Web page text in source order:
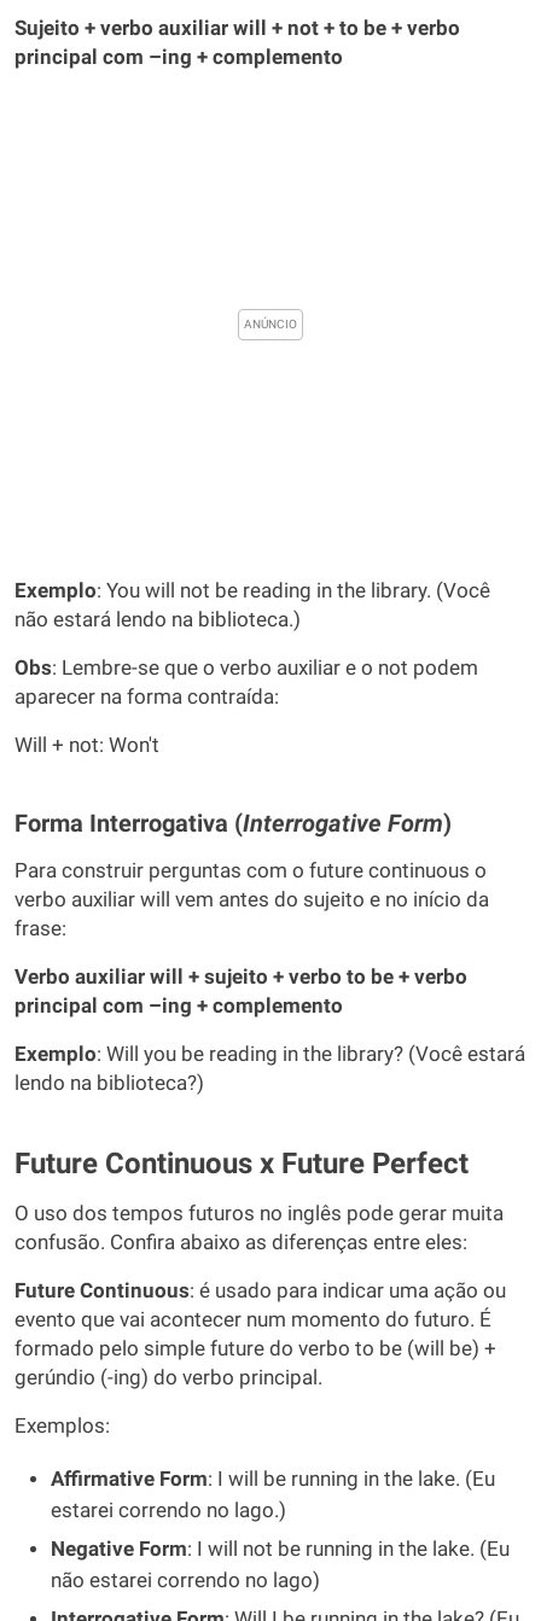
Sujeito + verbo auxiliar will + not + to be + verbo
principal com –ing + complemento
Exemplo: You will not be reading in the library. (Você
não estará lendo na biblioteca.)
Obs: Lembre-se que o verbo auxiliar e o not podem
aparecer na forma contraída:
Will + not: Won't
Forma Interrogativa (Interrogative Form)
Para construir perguntas com o future continuous o
verbo auxiliar will vem antes do sujeito e no início da
frase:
Verbo auxiliar will + sujeito + verbo to be + verbo
principal com –ing + complemento
Exemplo: Will you be reading in the library? (Você estará
lendo na biblioteca?)
Future Continuous x Future Perfect
O uso dos tempos futuros no inglês pode gerar muita
confusão. Confira abaixo as diferenças entre eles:
Future Continuous: é usado para indicar uma ação ou
evento que vai acontecer num momento do futuro. É
formado pelo simple future do verbo to be (will be) +
gerúndio (-ing) do verbo principal.
Exemplos:
Affirmative Form: I will be running in the lake. (Eu
estarei correndo no lago.)
Negative Form: I will not be running in the lake. (Eu
não estarei correndo no lago)